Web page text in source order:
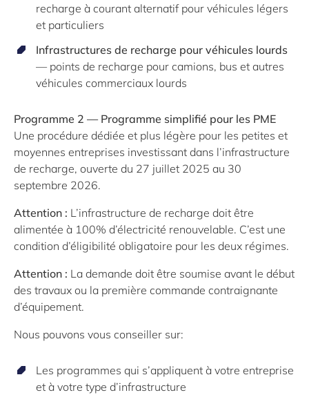
recharge à courant alternatif pour véhicules légers
et particuliers
Infrastructures de recharge pour véhicules lourds
— points de recharge pour camions, bus et autres
véhicules commerciaux lourds
Programme 2 — Programme simplifié pour les PME
Une procédure dédiée et plus légère pour les petites et
moyennes entreprises investissant dans l’infrastructure
de recharge, ouverte du 27 juillet 2025 au 30
septembre 2026.
Attention : L’infrastructure de recharge doit être
alimentée à 100% d’électricité renouvelable. C’est une
condition d’éligibilité obligatoire pour les deux régimes.
Attention : La demande doit être soumise avant le début
des travaux ou la première commande contraignante
d’équipement.
Nous pouvons vous conseiller sur:
Les programmes qui s’appliquent à votre entreprise
et à votre type d’infrastructure